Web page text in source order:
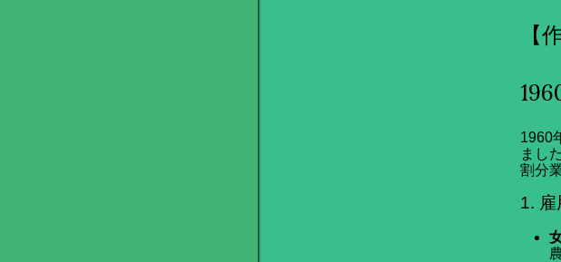
【
1960
まし
割分
1.